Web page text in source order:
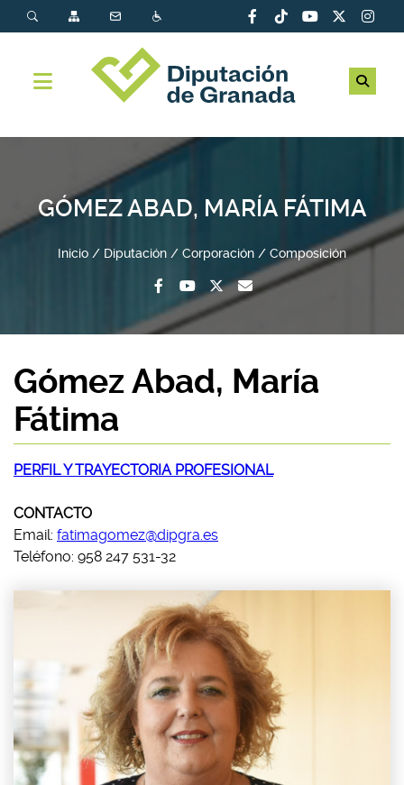
GÓMEZ ABAD, MARÍA FÁTIMA
Inicio Diputación Corporación Composición
Gómez Abad, María
Fátima
PERFIL Y TRAYECTORIA PROFESIONAL
CONTACTO
Email: fatimagomez@dipgra.es
Teléfono: 958 247 531-32